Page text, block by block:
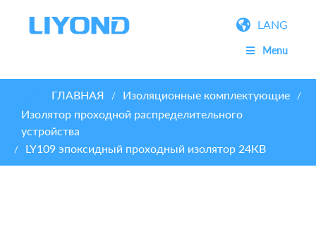
LANG
Menu
ГЛАВНАЯ / Изоляционные комплектующие /
Изолятор проходной распределительного
устройства
/ LY109 эпоксидный проходный изолятор 24КВ